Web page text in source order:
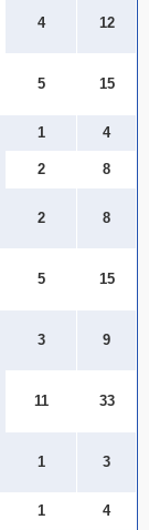
4 12
5 15
1 4
2 8
2 8
5 15
3 9
11 33
1 3
1 4